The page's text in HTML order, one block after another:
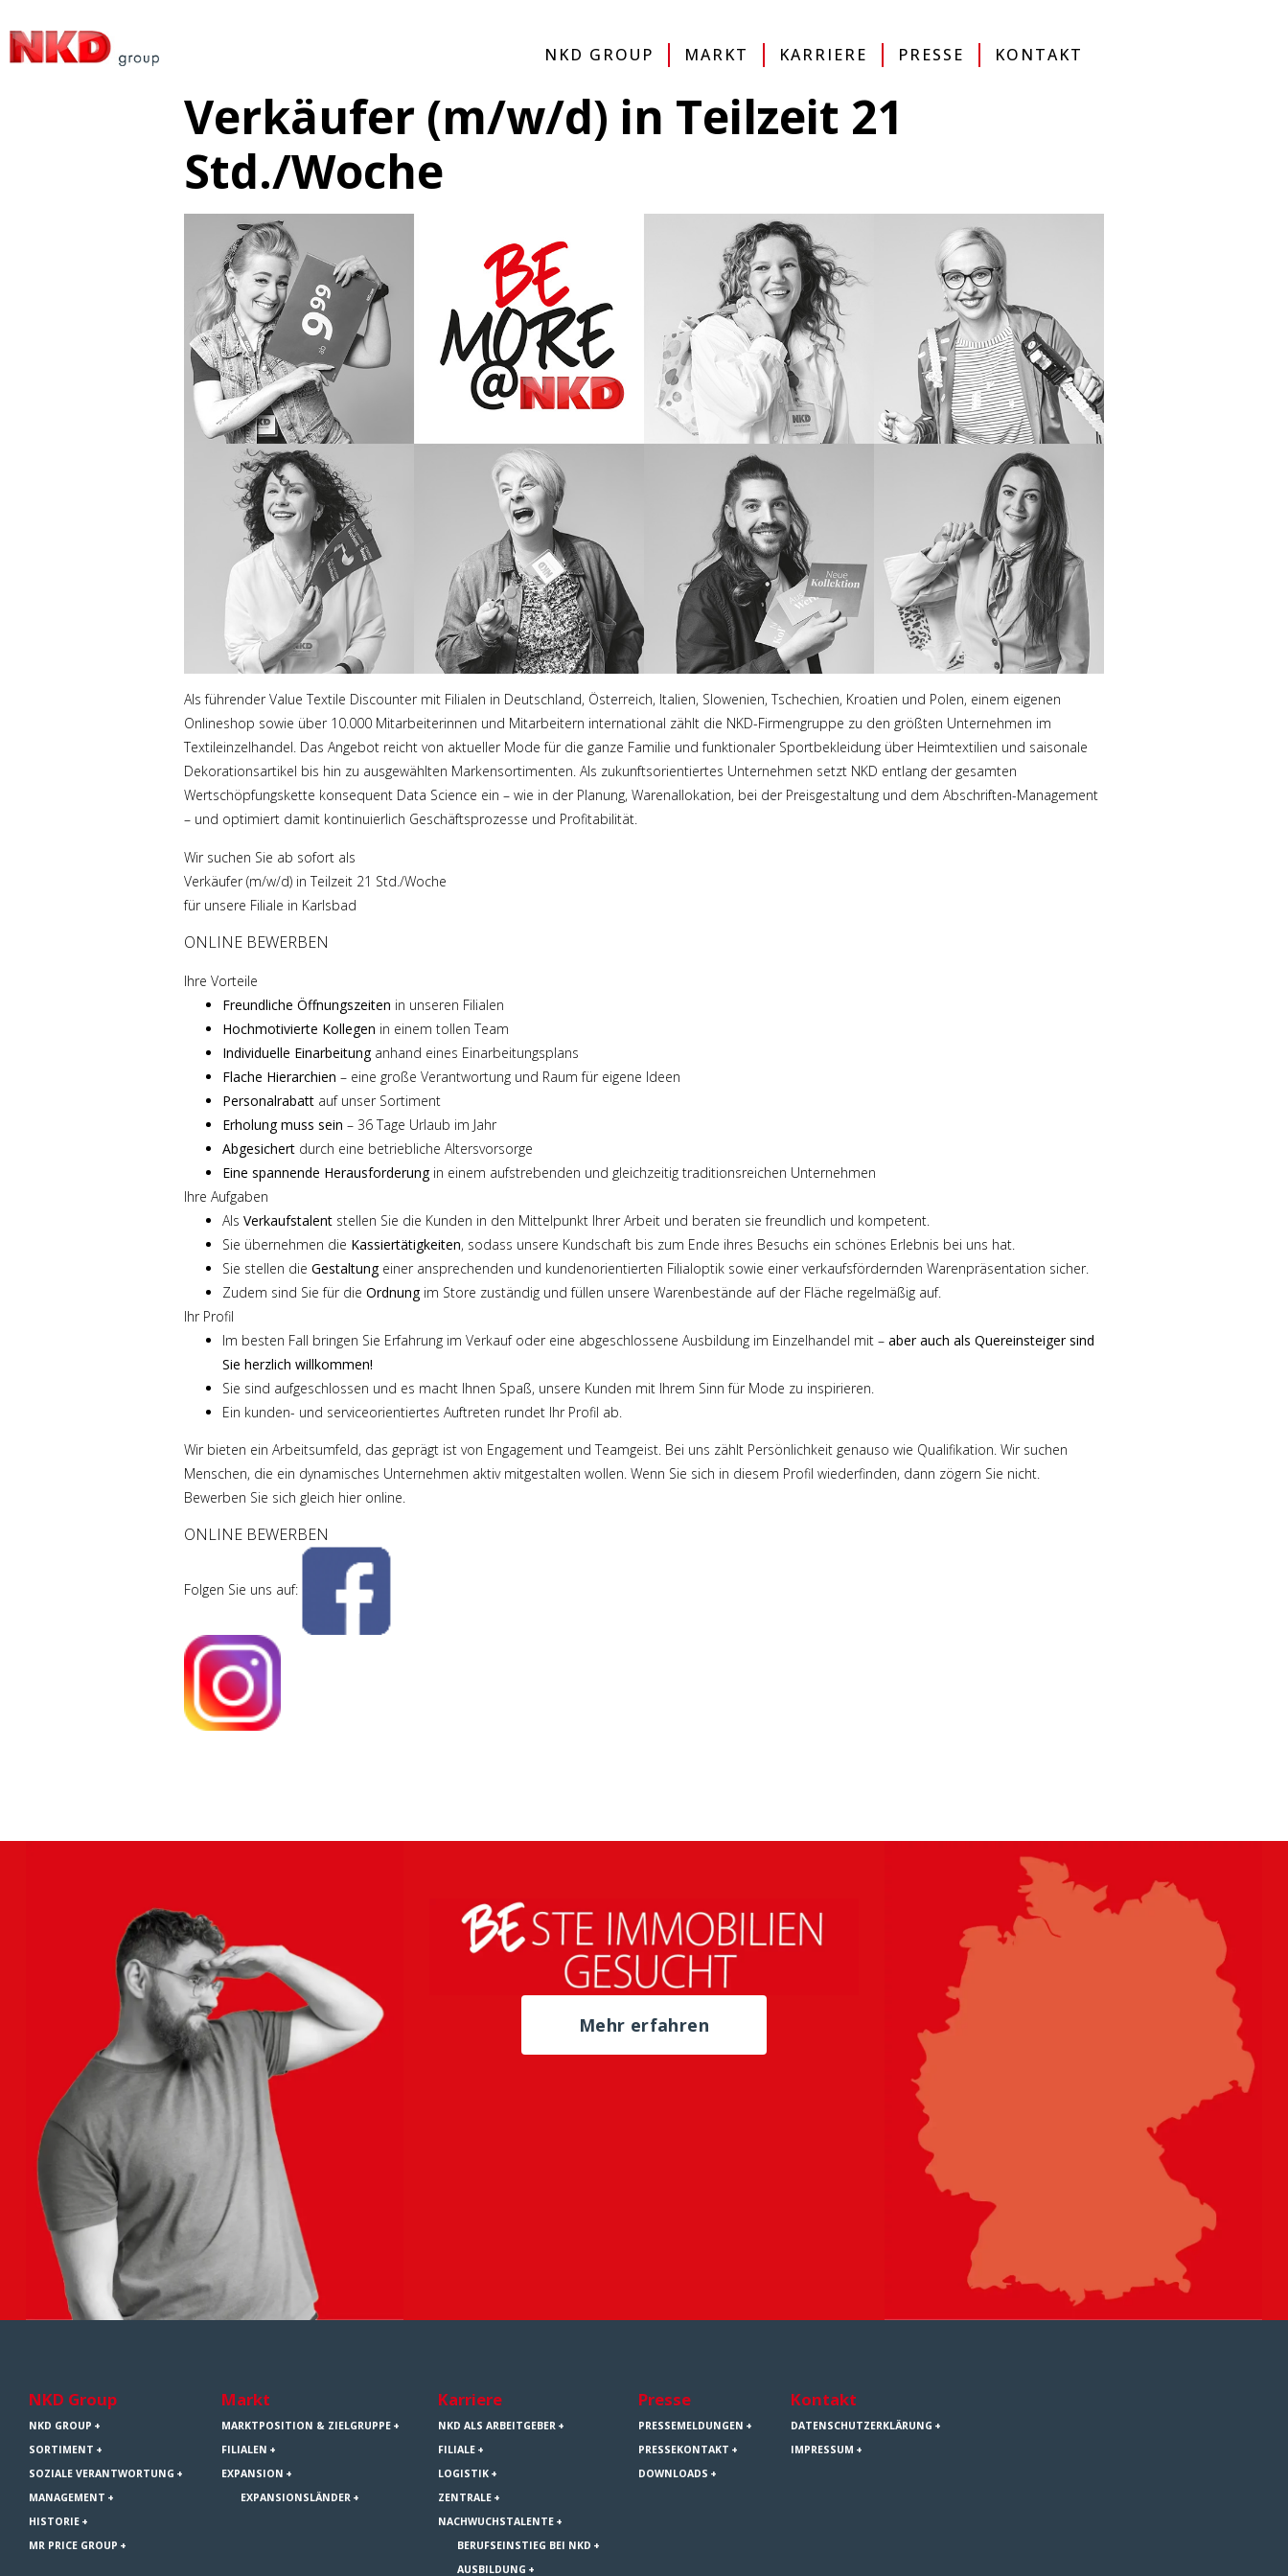
NKD GROUP MARKT KARRIERE PRESSE KONTAKT
Verkäufer (m/w/d) in Teilzeit 21
Std./Woche
Als führender Value Textile Discounter mit Filialen in Deutschland, Österreich, Italien, Slowenien, Tschechien, Kroatien und Polen, einem eigenen
Onlineshop sowie über 10.000 Mitarbeiterinnen und Mitarbeitern international zählt die NKD-Firmengruppe zu den größten Unternehmen im
Textileinzelhandel. Das Angebot reicht von aktueller Mode für die ganze Familie und funktionaler Sportbekleidung über Heimtextilien und saisonale
Dekorationsartikel bis hin zu ausgewählten Markensortimenten. Als zukunftsorientiertes Unternehmen setzt NKD entlang der gesamten
Wertschöpfungskette konsequent Data Science ein – wie in der Planung, Warenallokation, bei der Preisgestaltung und dem Abschriften-Management
– und optimiert damit kontinuierlich Geschäftsprozesse und Profitabilität.
Wir suchen Sie ab sofort als
Verkäufer (m/w/d) in Teilzeit 21 Std./Woche
für unsere Filiale in Karlsbad
ONLINE BEWERBEN
Ihre Vorteile
Freundliche Öffnungszeiten in unseren Filialen
Hochmotivierte Kollegen in einem tollen Team
Individuelle Einarbeitunganhand eines Einarbeitungsplans
Flache Hierarchien – eine große Verantwortung und Raum für eigene Ideen
Personalrabatt auf unser Sortiment
Erholung muss sein – 36 Tage Urlaub im Jahr
Abgesichert durch eine betriebliche Altersvorsorge
Eine spannende Herausforderungin einem aufstrebenden und gleichzeitig traditionsreichen Unternehmen
Ihre Aufgaben
Als Verkaufstalent stellen Sie die Kunden in den Mittelpunkt Ihrer Arbeit und beraten sie freundlich und kompetent.
Sie übernehmen die Kassiertätigkeiten, sodass unsere Kundschaft bis zum Ende ihres Besuchs ein schönes Erlebnis bei uns hat.
Sie stellen die Gestaltungeiner ansprechenden und kundenorientierten Filialoptik sowie einer verkaufsfördernden Warenpräsentation sicher.
Zudem sind Sie für die Ordnungim Store zuständig und füllen unsere Warenbestände auf der Fläche regelmäßig auf.
Ihr Profil
Im besten Fall bringen Sie Erfahrung im Verkauf oder eine abgeschlossene Ausbildung im Einzelhandel mit – aber auch als Quereinsteiger sind
Sie herzlich willkommen!
Sie sind aufgeschlossen und es macht Ihnen Spaß, unsere Kunden mit Ihrem Sinn für Mode zu inspirieren.
Ein kunden- und serviceorientiertes Auftreten rundet Ihr Profil ab.
Wir bieten ein Arbeitsumfeld, das geprägt ist von Engagement und Teamgeist. Bei uns zählt Persönlichkeit genauso wie Qualifikation. Wir suchen
Menschen, die ein dynamisches Unternehmen aktiv mitgestalten wollen. Wenn Sie sich in diesem Profil wiederfinden, dann zögern Sie nicht.
Bewerben Sie sich gleich hier online.
ONLINE BEWERBEN
Folgen Sie uns auf:
Mehr erfahren
NKD Group
NKD GROUP
SORTIMENT
SOZIALE VERANTWORTUNG
MANAGEMENT
HISTORIE
MR PRICE GROUP
Markt
MARKTPOSITION & ZIELGRUPPE
FILIALEN
EXPANSION
EXPANSIONSLÄNDER
Karriere
NKD ALS ARBEITGEBER
FILIALE
LOGISTIK
ZENTRALE
NACHWUCHSTALENTE
BERUFSEINSTIEG BEI NKD
AUSBILDUNG
Presse
PRESSEMELDUNGEN
PRESSEKONTAKT
DOWNLOADS
Kontakt
DATENSCHUTZERKLÄRUNG
IMPRESSUM